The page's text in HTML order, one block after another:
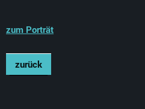
zum Porträt
zurück